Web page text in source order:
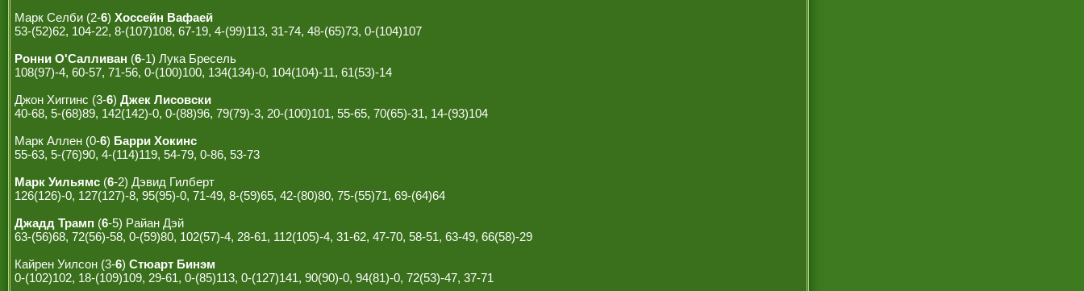
Марк Селби (2-6) Хоссейн Вафаей
53-(52)62, 104-22, 8-(107)108, 67-19, 4-(99)113, 31-74, 48-(65)73, 0-(104)107
Ронни О'Салливан (6-1) Лука Бресель
108(97)-4, 60-57, 71-56, 0-(100)100, 134(134)-0, 104(104)-11, 61(53)-14
Джон Хиггинс (3-6) Джек Лисовски
40-68, 5-(68)89, 142(142)-0, 0-(88)96, 79(79)-3, 20-(100)101, 55-65, 70(65)-31, 14-(93)104
Марк Аллен (0-6) Барри Хокинс
55-63, 5-(76)90, 4-(114)119, 54-79, 0-86, 53-73
Марк Уильямс (6-2) Дэвид Гилберт
126(126)-0, 127(127)-8, 95(95)-0, 71-49, 8-(59)65, 42-(80)80, 75-(55)71, 69-(64)64
Джадд Трамп (6-5) Райан Дэй
63-(56)68, 72(56)-58, 0-(59)80, 102(57)-4, 28-61, 112(105)-4, 31-62, 47-70, 58-51, 63-49, 66(58)-29
Кайрен Уилсон (3-6) Стюарт Бинэм
0-(102)102, 18-(109)109, 29-61, 0-(85)113, 0-(127)141, 90(90)-0, 94(81)-0, 72(53)-47, 37-71